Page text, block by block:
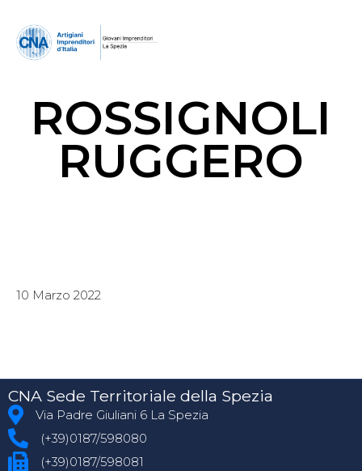
ROSSIGNOLI
RUGGERO
10 Marzo 2022
CNA Sede Territoriale della Spezia
Via Padre Giuliani 6 La Spezia
(+39)0187/598080
(+39)0187/598081